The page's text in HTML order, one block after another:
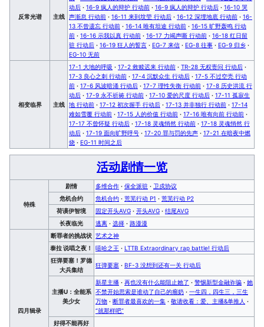
反常光谱 主线
动后 · 16-9 疯人的辩护 行动前 · 16-9 疯人的辩护 行动后 · 16-10 哭
声渐息 行动前 · 16-11 来到坟茔 行动后 · 16-12 深埋地底 行动前 · 16-
13 不曾遗忘 行动前 · 16-14 唯有坦途 行动前 · 16-15 旷野轰鸣 行动
前 · 16-16 示我以真 行动前 · 16-17 力竭声嘶 行动前 · 16-18 红日留
驻 行动后 · 16-19 狂人的誓言 · EG-7 来信 · EG-8 往事 · EG-9 归乡 ·
EG-10 无前
相变临界 主线
17-1 大地的呼吸 · 17-2 救赎迟来 行动前 · TR-28 无权责问 行动后 ·
17-3 良心之刺 行动前 · 17-4 沉默众生 行动后 · 17-5 不过空壳 行动
前 · 17-6 风波暗涌 行动后 · 17-7 理性失衡 行动前 · 17-8 历史洪流 行
动后 · 17-9 永不祈祷 行动前 · 17-10 爱的尺度 行动后 · 17-11 孤寂生
地 行动前 · 17-12 初次握手 行动后 · 17-13 并非独行 行动前 · 17-14
难如雪覆 行动前 · 17-15 人的价值 行动前 · 17-16 唯有向前 行动前 ·
17-17 不曾怀疑 行动后 · 17-18 灵魂悄然 行动前 · 17-18 灵魂悄然 行
动后 · 17-19 面向旷野呼号 · 17-20 罪与罚的先声 · 17-21 在暗夜中燃
烧 · EG-11 时间之后
活动剧情一览
特殊
剧情 多维合作 · 保全派驻 · 卫戍协议
危机合约
危机合约 · 荒芜行动 P1 · 荒芜行动 P2
荷谟伊智境
固定开头AVG · 开头AVG · 结尾AVG
长夜临光
逃离 · 选择 · 路漫漫
四月辑录
断罪者的挑战状 艺术之神
泰拉 说唱之夜！
嘻哈之王 · LTTB Extraordinary rap battle! 行动后
狂弹要塞！罗德
大兵集结
狂弹要塞 · BF-3 没想到还有一关 行动后
主播U：全能系
美少女
新星主播 · 再也没有什么能阻止她了 · 警惕新型金融诈骗 · 她
不禁开始思索是谁动了自己的瘤奶 · 一生四，四生三，三生
万物 · 断罪者最喜欢的一集 · 敬请收看：爱、主播&单推人 ·
“就那样吧”
好得不能再好